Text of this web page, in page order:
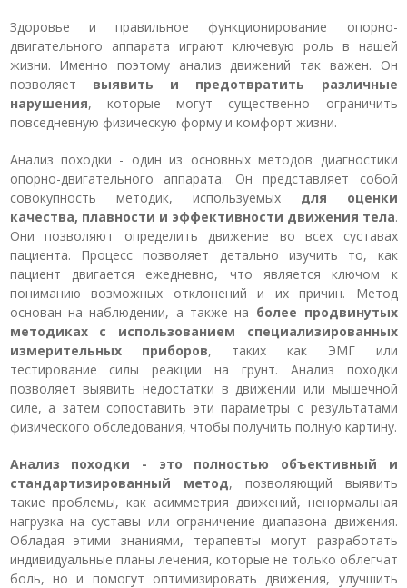
Здоровье и правильное функционирование опорно-
двигательного аппарата играют ключевую роль в нашей
жизни. Именно поэтому анализ движений так важен. Он
позволяет выявить и предотвратить различные
нарушения, которые могут существенно ограничить
повседневную физическую форму и комфорт жизни.
Анализ походки - один из основных методов диагностики
опорно-двигательного аппарата. Он представляет собой
совокупность методик, используемых для оценки
качества, плавности и эффективности движения тела.
Они позволяют определить движение во всех суставах
пациента. Процесс позволяет детально изучить то, как
пациент двигается ежедневно, что является ключом к
пониманию возможных отклонений и их причин. Метод
основан на наблюдении, а также на более продвинутых
методиках с использованием специализированных
измерительных приборов, таких как ЭМГ или
тестирование силы реакции на грунт. Анализ походки
позволяет выявить недостатки в движении или мышечной
силе, а затем сопоставить эти параметры с результатами
физического обследования, чтобы получить полную картину.
Анализ походки - это полностью объективный и
стандартизированный метод, позволяющий выявить
такие проблемы, как асимметрия движений, ненормальная
нагрузка на суставы или ограничение диапазона движения.
Обладая этими знаниями, терапевты могут разработать
индивидуальные планы лечения, которые не только облегчат
боль, но и помогут оптимизировать движения, улучшить